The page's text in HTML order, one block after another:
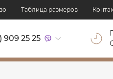
Таблица размеров
909 25 25